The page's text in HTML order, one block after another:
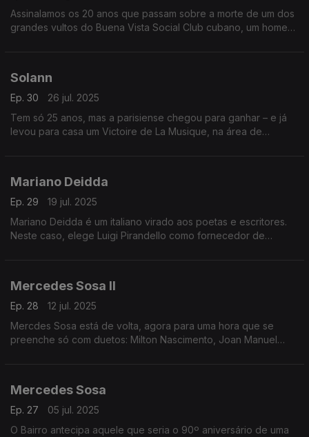
Assinalamos os 20 anos que passam sobre a morte de um dos
grandes vultos do Buena Vista Social Club cubano, um homem
Solann
Ep. 30
26 jul. 2025
Tem só 25 anos, mas a parisiense chegou para ganhar – e já
levou para casa um Victoire de La Musique, na área de
Mariano Deidda
Ep. 29
19 jul. 2025
Mariano Deidda é um italiano virado aos poetas e escritores.
Neste caso, elege Luigi Pirandello como fornecedor de
Mercedes Sosa II
Ep. 28
12 jul. 2025
Mercdes Sosa está de volta, agora para uma hora que se
preenche só com duetos: Milton Nascimento, Joan Manuel
Mercedes Sosa
Ep. 27
05 jul. 2025
O Bairro antecipa aquele que seria o 90º aniversário de uma